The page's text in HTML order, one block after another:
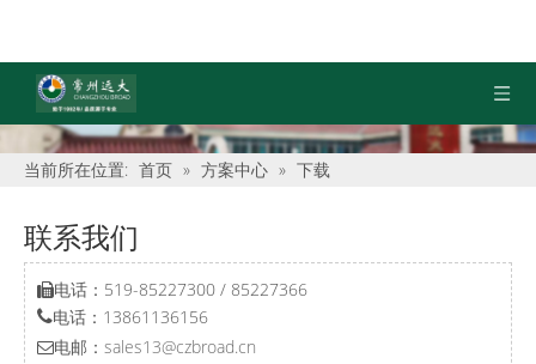
当前所在位置: 首页 » 方案中心 » 下载
联系我们
电话：519-85227300 / 85227366
电话：13861136156
电邮： sales13@czbroad.cn